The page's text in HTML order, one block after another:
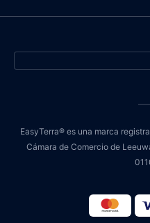
EasyTerra® es una marca
Cámara de Comercio de